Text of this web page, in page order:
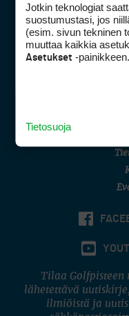
(digi)
Tilaa
lähetettävä
ilmiöistä ja
Jotkin teknologiat
suostumustasi, jos
(esim. sivun tekninen
muuttaa kaikkia
Asetukset -painikkeen.
Tietosuoja